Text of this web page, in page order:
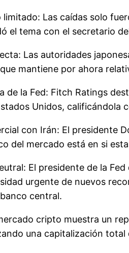
Las caídas solo
el tema con el secretario
Las autoridades
mantiene por ahora
de la Fed: Fitch Ratings
Unidos, calificándola
con Irán: El presidente
del mercado está en si
El presidente de la
urgente de nuevos
central.
cripto muestra un
una capitalización total